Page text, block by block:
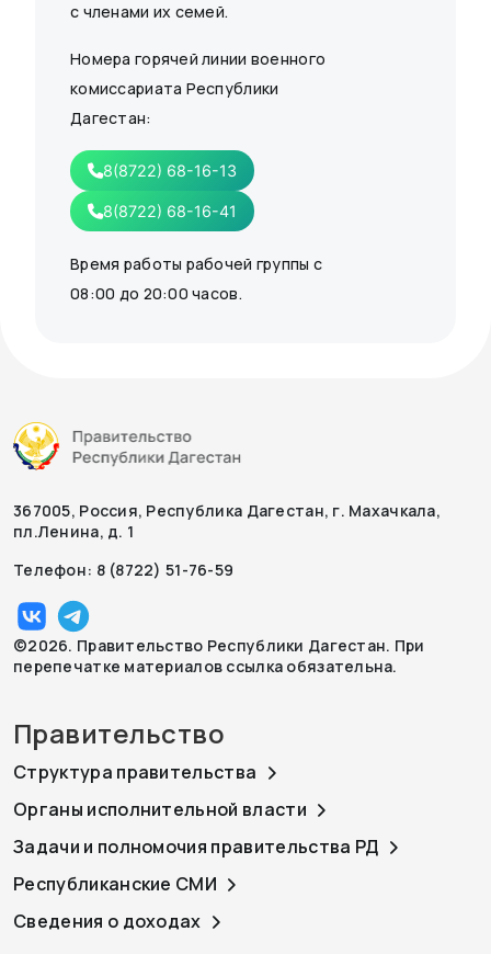
с членами их семей.
Номера горячей линии военного
комиссариата Республики
Дагестан:
8(8722) 68-16-13
8(8722) 68-16-41
Время работы рабочей группы с
08:00 до 20:00 часов.
367005, Россия, Республика Дагестан, г. Махачкала,
пл.Ленина, д. 1
Телефон: 8 (8722) 51-76-59
©2026. Правительство Республики Дагестан. При
перепечатке материалов ссылка обязательна.
Правительство
Структура правительства
Органы исполнительной власти
Задачи и полномочия правительства РД
Республиканские СМИ
Сведения о доходах